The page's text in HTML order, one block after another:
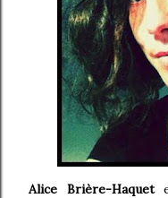
Alice Brière-Haquet